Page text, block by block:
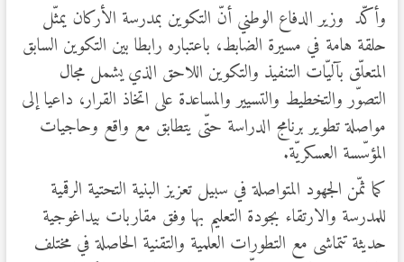
وأكّد وزير الدفاع الوطني أنّ التكوين بمدرسة الأركان يمثّل
حلقة هامة في مسيرة الضابط، باعتباره رابطا بين التكوين السابق
المتعلّق بآليّات التنفيذ والتكوين اللاحق الذي يشمل مجال
التصوّر والتخطيط والتسيير والمساعدة على اتخاذ القرار، داعيا إلى
مواصلة تطوير برنامج الدراسة حتّى يتطابق مع واقع وحاجيات
المؤسّسة العسكريّة.
كما ثمّن الجهود المتواصلة في سبيل تعزيز البنية التحتية الرقمية
للمدرسة والارتقاء بجودة التعليم بها وفق مقاربات بيداغوجية
حديثة تتماشى مع التطورات العلمية والتقنية الحاصلة في مختلف